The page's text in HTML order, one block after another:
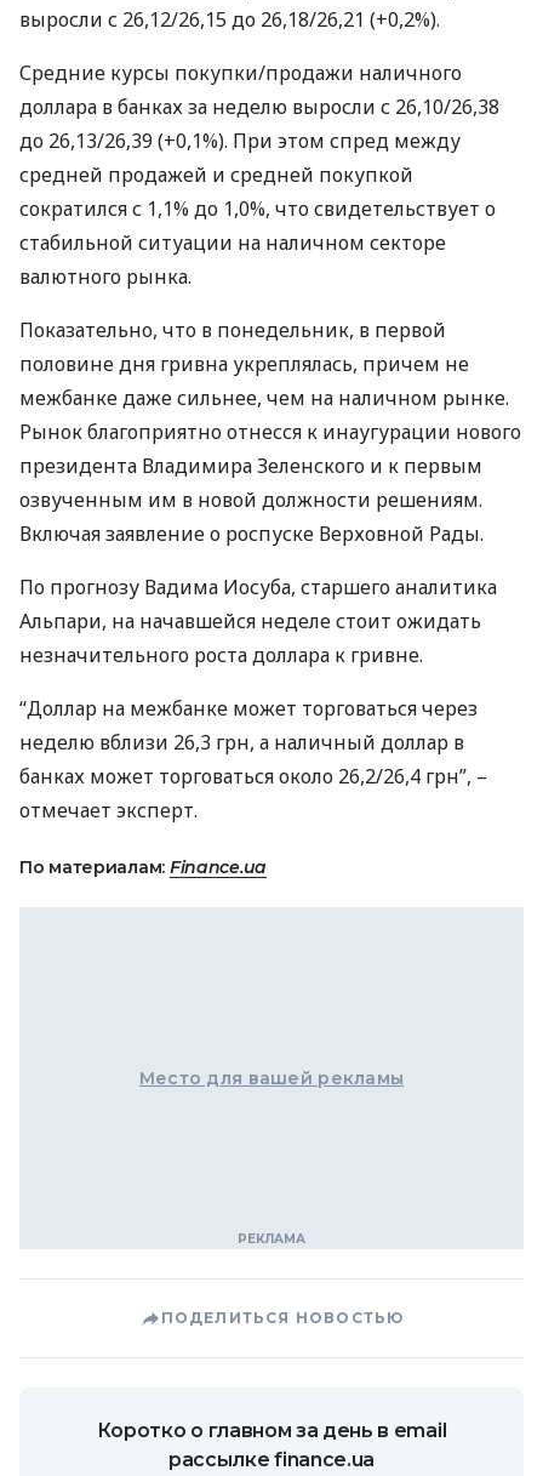
выросли с 26,12/26,15 до 26,18/26,21 (+0,2%).
Средние курсы покупки/продажи наличного
доллара в банках за неделю выросли с 26,10/26,38
до 26,13/26,39 (+0,1%). При этом спред между
средней продажей и средней покупкой
сократился с 1,1% до 1,0%, что свидетельствует о
стабильной ситуации на наличном секторе
валютного рынка.
Показательно, что в понедельник, в первой
половине дня гривна укреплялась, причем не
межбанке даже сильнее, чем на наличном рынке.
Рынок благоприятно отнесся к инаугурации нового
президента Владимира Зеленского и к первым
озвученным им в новой должности решениям.
Включая заявление о роспуске Верховной Рады.
По прогнозу Вадима Иосуба, старшего аналитика
Альпари, на начавшейся неделе стоит ожидать
незначительного роста доллара к гривне.
“Доллар на межбанке может торговаться через
неделю вблизи 26,3 грн, а наличный доллар в
банках может торговаться около 26,2/26,4 грн”, –
отмечает эксперт.
По материалам: Finance.ua
Место для вашей рекламы
ПОДЕЛИТЬСЯ НОВОСТЬЮ
Коротко о главном за день в email
рассылке finance.ua